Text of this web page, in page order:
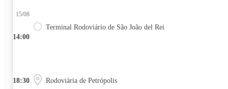
14:00
15/08
Terminal Rodoviário de São João del Rei
18:30 Rodoviária de Petrópolis